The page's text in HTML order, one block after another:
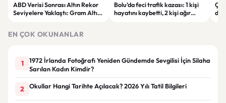
ABD Verisi Sonrası Altın Rekor
Seviyelere Yaklaştı: Gram Altın
Bolu’da feci trafik kazası: 1 kişi
hayatını kaybetti, 2 kişi ağır
EN ÇOK OKUNANLAR
1
1972 İrlanda Fotoğrafı Yeniden Gündemde Sevgilisi İçin Silaha
Sarılan Kadın Kimdir?
2 Okullar Hangi Tarihte Açılacak? 2026 Yılı Tatil Bilgileri